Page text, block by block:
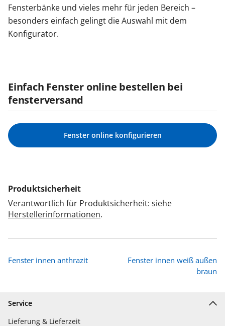
Fensterbänke und vieles mehr für jeden Bereich –
besonders einfach gelingt die Auswahl mit dem
Konfigurator.
Einfach Fenster online bestellen bei
fensterversand
Fenster online konfigurieren
Produktsicherheit
Verantwortlich für Produktsicherheit: siehe
Herstellerinformationen.
Fenster innen anthrazit
Fenster innen weiß außen
braun
Service
Lieferung & Lieferzeit